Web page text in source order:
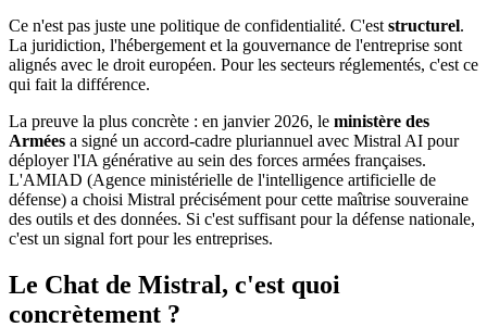
Ce n'est pas juste une politique de confidentialité. C'eststructurel.
La juridiction, l'hébergement et la gouvernance de l'entreprise sont
alignés avec le droit européen. Pour les secteurs réglementés, c'est ce
qui fait la différence.
La preuve la plus concrète : en janvier 2026, le ministère des
Armées a signé un accord-cadre pluriannuel avec Mistral AI pour
déployer l'IA générative au sein des forces armées françaises.
L'AMIAD (Agence ministérielle de l'intelligence artificielle de
défense) a choisi Mistral précisément pour cette maîtrise souveraine
des outils et des données. Si c'est suffisant pour la défense nationale,
c'est un signal fort pour les entreprises.
Le Chat de Mistral, c'est quoi
concrètement ?